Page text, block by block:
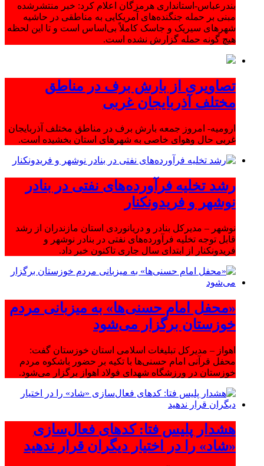
بندرعباس-استانداری هرمزگان اعلام کرد: خبر منتشرشده
مبنی بر حمله جنگنده‌های آمریکایی به مناطقی در حاشیه
شهرهای سیریک و جاسک کاملاً بی‌اساس است و تا این لحظه
هیچ گونه حمله گزارش نشده است.
تصاویری از بارش برف در مناطق
مختلف آذربایجان غربی
ارومیه- امروز جمعه بارش برف در مناطق مختلف آذربایجان
غربی حال وهوای خاصی به شهرهای استان بخشیده است.
رشد تخلیه فرآورده‌های نفتی در بنادر
نوشهر و فریدونکنار
نوشهر – مدیرکل بنادر و دریانوردی استان مازندران از رشد
قابل توجه تخلیه فرآورده‌های نفتی در بنادر نوشهر و
فریدونکنار از ابتدای سال جاری تاکنون خبر داد.
«محفل امام حسنی‌ها» به میزبانی مردم
خوزستان برگزار می‌شود
اهواز – مدیرکل تبلیغات اسلامی استان خوزستان گفت:
محفل قرآنی امام حسنی‌ها با تکیه بر حضور باشکوه مردم
خوزستان در ورزشگاه شهدای فولاد اهواز برگزار می‌شود.
هشدار پلیس فتا: کدهای فعال‌سازی
«شاد» را در اختیار دیگران قرار ندهید